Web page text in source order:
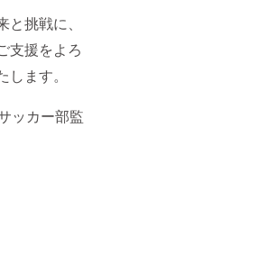
挑戦に、
支援をよろ
します。
ッカー部監